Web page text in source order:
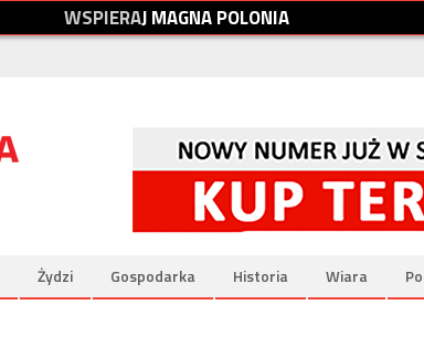
WSPIERAJMAGNAPOLONIA
Żydzi Gospodarka Historia Wiara